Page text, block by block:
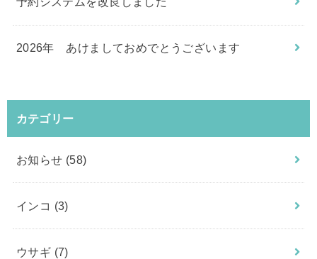
2026年 あけましておめでとうございます
カテゴリー
お知らせ (58)
インコ (3)
ウサギ (7)